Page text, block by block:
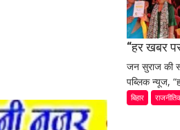
“हर खबर
जन सुराज की
पब्लिक न्यूज,
बिहार